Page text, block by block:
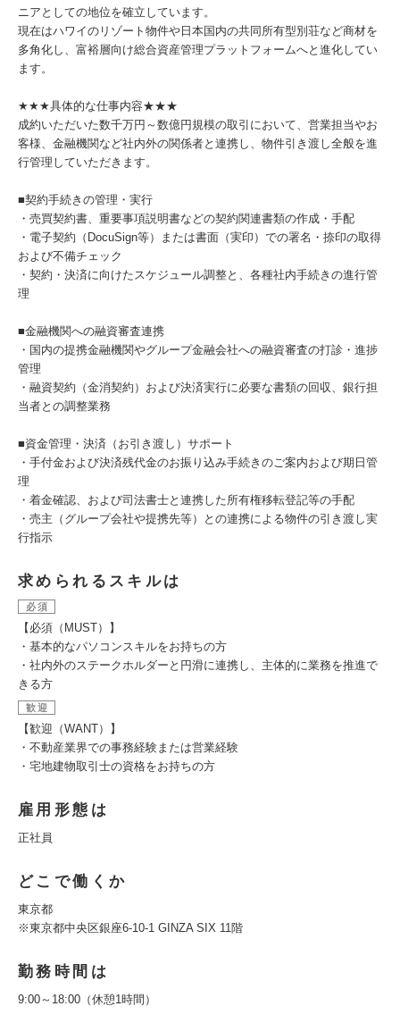
ニアとしての地位を確立しています。
現在はハワイのリゾート物件や日本国内の共同所有型別荘など商材を
多角化し、富裕層向け総合資産管理プラットフォームへと進化してい
ます。
★★★具体的な仕事内容★★★
成約いただいた数千万円～数億円規模の取引において、営業担当やお
客様、金融機関など社内外の関係者と連携し、物件引き渡し全般を進
行管理していただきます。
■契約手続きの管理・実行
・売買契約書、重要事項説明書などの契約関連書類の作成・手配
・電子契約（DocuSign等）または書面（実印）での署名・捺印の取得
および不備チェック
・契約・決済に向けたスケジュール調整と、各種社内手続きの進行管
理
■金融機関への融資審査連携
・国内の提携金融機関やグループ金融会社への融資審査の打診・進捗
管理
・融資契約（金消契約）および決済実行に必要な書類の回収、銀行担
当者との調整業務
■資金管理・決済（お引き渡し）サポート
・手付金および決済残代金のお振り込み手続きのご案内および期日管
理
・着金確認、および司法書士と連携した所有権移転登記等の手配
・売主（グループ会社や提携先等）との連携による物件の引き渡し実
行指示
求められるスキルは
必須
【必須（MUST）】
・基本的なパソコンスキルをお持ちの方
・社内外のステークホルダーと円滑に連携し、主体的に業務を推進で
きる方
歓迎
【歓迎（WANT）】
・不動産業界での事務経験または営業経験
・宅地建物取引士の資格をお持ちの方
雇用形態は
正社員
どこで働くか
東京都
※東京都中央区銀座6-10-1 GINZA SIX 11階
勤務時間は
9:00～18:00（休憩1時間）